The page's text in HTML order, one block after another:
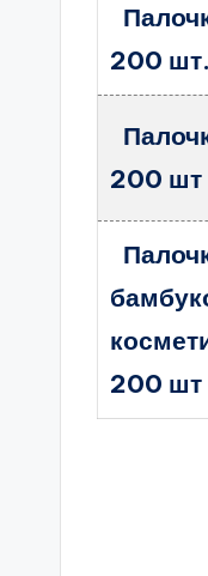
200 шт.
200 шт
200 шт